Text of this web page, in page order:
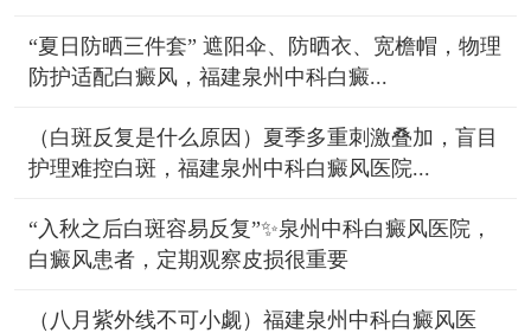
“夏日防晒三件套” 遮阳伞、防晒衣、宽檐帽，物理
防护适配白癜风，福建泉州中科白癜...
（白斑反复是什么原因）夏季多重刺激叠加，盲目
护理难控白斑，福建泉州中科白癜风医院...
“入秋之后白斑容易反复”✨泉州中科白癜风医院，
白癜风患者，定期观察皮损很重要
（八月紫外线不可小觑）福建泉州中科白癜风医